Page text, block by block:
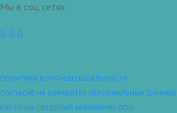
Мы в соц. сетях
ПОЛИТИКА КОНФИДЕНЦИАЛЬНОСТИ
СОГЛАСИЕ НА ОБРАБОТКУ ПЕРСОНАЛЬНЫХ ДАННЫХ
КАРТОЧКА СВЕДЕНИЙ АКВАМАРИН ООО